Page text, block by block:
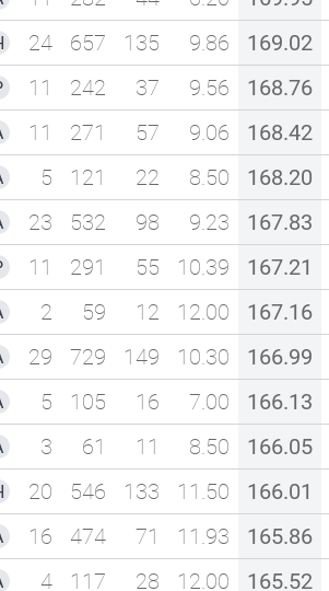
24 657 135 9.86 169.02
11 242 37 9.56 168.76
11 271 57 9.06 168.42
5 121 22 8.50 168.20
23 532 98 9.23 167.83
11 291 55 10.39 167.21
2 59 12 12.00 167.16
29 729 149 10.30 166.99
5 105 16 7.00 166.13
3 61 11 8.50 166.05
20 546 133 11.50 166.01
16 474 71 11.93 165.86
4 117 28 12.00 165.52